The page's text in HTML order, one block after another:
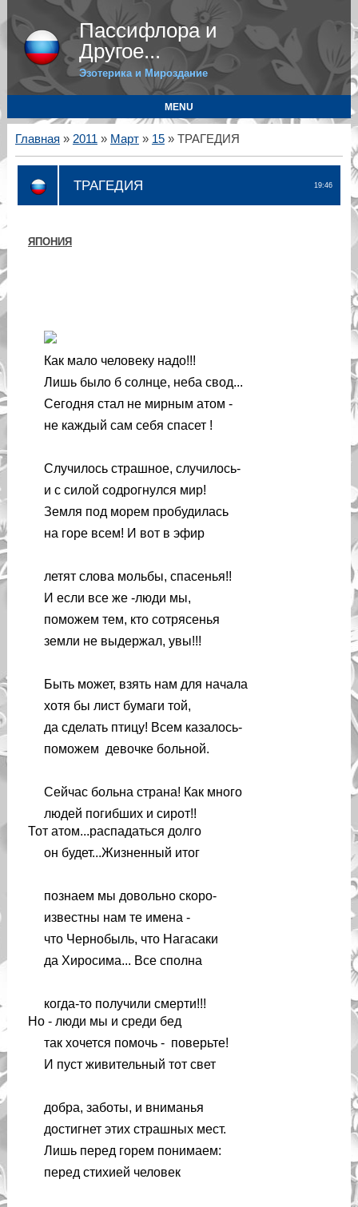
Пассифлора и
Другое...
Эзотерика и Мироздание
MENU
Главная » 2011 » Март » 15» ТРАГЕДИЯ
19:46
ТРАГЕДИЯ
ЯПОНИЯ
Как мало человеку надо!!!
Лишь было б солнце, неба свод...
Сегодня стал не мирным атом -
не каждый сам себя спасет!
Случилось страшное, случилось-
и с силой содрогнулся мир!
Земля под морем пробудилась
на горе всем! И вот в эфир
летят слова мольбы, спасенья!!
И если все же -люди мы,
поможем тем, кто сотрясенья
земли не выдержал, увы!!!
Быть может, взять нам для начала
хотя бы лист бумаги той,
да сделать птицу! Всем казалось-
поможем девочке больной.
Сейчас больна страна! Как много
людей погибших и сирот!!
Тот атом...распадаться долго
он будет...Жизненный итог
познаем мы довольно скоро-
известны нам те имена -
что Чернобыль, что Нагасаки
да Хиросима... Все сполна
когда-то получили смерти!!!
Но - люди мы и среди бед
так хочется помочь - поверьте!
И пуст живительный тот свет
добра, заботы, и вниманья
достигнет этих страшных мест.
Лишь перед горем понимаем:
перед стихией человек